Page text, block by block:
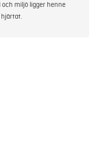
miljö ligger henne